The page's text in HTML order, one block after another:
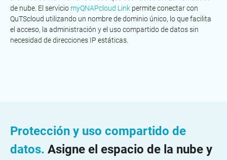
de nube. El servicio myQNAPcloud Link permite conectar con
QuTScloud utilizando un nombre de dominio único, lo que facilita
el acceso, la administración y el uso compartido de datos sin
necesidad de direcciones IP estáticas.
Protección y uso compartido de
datos. Asigne el espacio de la nube y